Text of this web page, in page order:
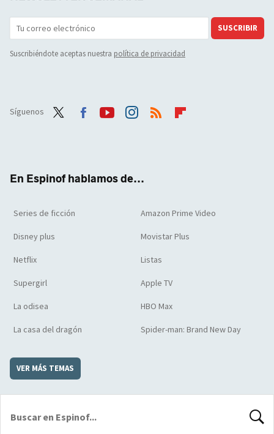
SUSCRIBIR
Suscribiéndote aceptas nuestra política de privacidad
Síguenos
En Espinof hablamos de...
Series de ficción Amazon Prime Video
Disney plus Movistar Plus
Netflix Listas
Supergirl Apple TV
La odisea HBO Max
La casa del dragón Spider-man: Brand New Day
VER MÁS TEMAS